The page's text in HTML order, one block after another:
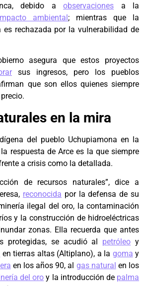
debido aobservaciones a la
ambiental; mientras que la
es rechazada por la vulnerabilidad de
asegura que estos proyectos
sus ingresos, pero los pueblos
que son ellos quienes siempre
en la mira
del pueblo Uchupiamona en la
respuesta de Arce es la que siempre
a crisis como la detallada.
de recursos naturales”, dice a
reconocida por la defensa de su
ilegal del oro, la contaminación
y la construcción de hidroeléctricas
zonas. Ella recuerda que antes
protegidas, se acudió al petróleo y
en tierras altas (Altiplano), a la goma y
en los años 90, al gas natural en los
del oro y la introducción de palma